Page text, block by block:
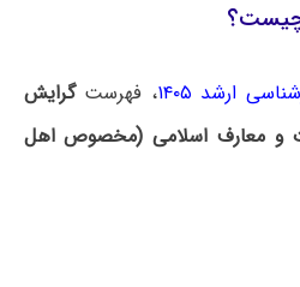
ارشد ۱۴۰۵ ، فهرست گرایش
و معارف اسلامی (مخصوص اهل